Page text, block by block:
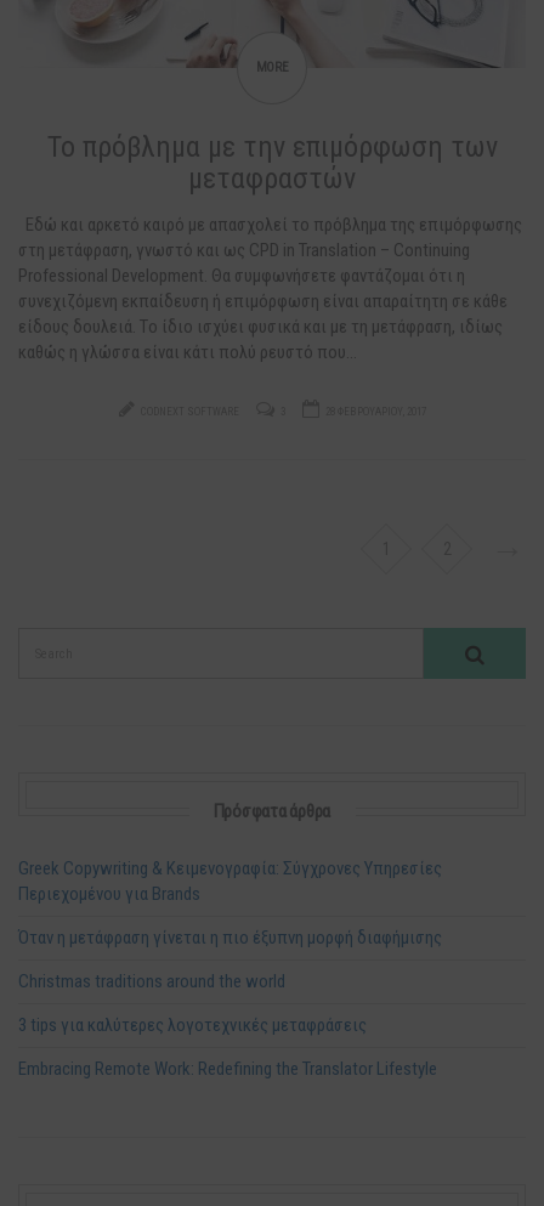
MORE
Το πρόβλημα με την επιμόρφωση των
μεταφραστών
Εδώ και αρκετό καιρό με απασχολεί το πρόβλημα της επιμόρφωσης
στη μετάφραση, γνωστό και ως CPD in Translation – Continuing
Professional Development. Θα συμφωνήσετε φαντάζομαι ότι η
συνεχιζόμενη εκπαίδευση ή επιμόρφωση είναι απαραίτητη σε κάθε
είδους δουλειά. Tο ίδιο ισχύει φυσικά και με τη μετάφραση, ιδίως
καθώς η γλώσσα είναι κάτι πολύ ρευστό που…
Πρόσφατα άρθρα
Greek Copywriting & Κειμενογραφία: Σύγχρονες Υπηρεσίες
Περιεχομένου για Brands
Όταν η μετάφραση γίνεται η πιο έξυπνη μορφή διαφήμισης
Christmas traditions around the world
3 tips για καλύτερες λογοτεχνικές μεταφράσεις
Embracing Remote Work: Redefining the Translator Lifestyle